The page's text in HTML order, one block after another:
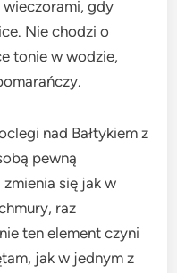
gdy
Nie chodzi o
tonie w wodzie,
nad Bałtykiem z
pewną
się jak w
raz
ten element czyni
jak w jednym z